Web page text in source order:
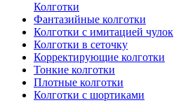
Колготки
Фантазийные колготки
Колготки с имитацией чулок
Колготки в сеточку
Корректирующие колготки
Тонкие колготки
Плотные колготки
Колготки с шортиками